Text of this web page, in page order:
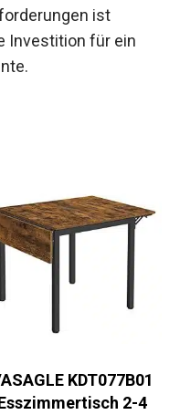
ist
Investition für ein
KDT077B01
2-4